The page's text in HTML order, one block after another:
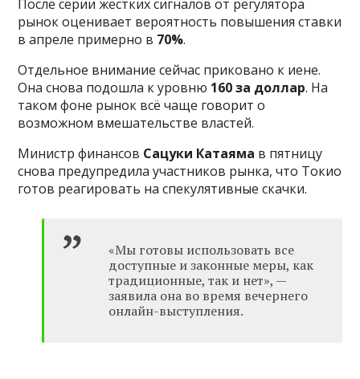
После серии жёстких сигналов от регулятора
рынок оценивает вероятность повышения ставки
в апреле примерно в 70%.
Отдельное внимание сейчас приковано к иене.
Она снова подошла к уровню 160 за доллар. На
таком фоне рынок всё чаще говорит о
возможном вмешательстве властей.
Министр финансов Сацуки Катаяма в пятницу
снова предупредила участников рынка, что Токио
готов реагировать на спекулятивные скачки.
«Мы готовы использовать все
доступные и законные меры, как
традиционные, так и нет», —
заявила она во время вечернего
онлайн-выступления.